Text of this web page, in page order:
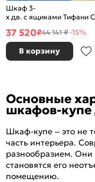
Шкаф 3-
х дв. с ящиками Тифани
37 520₽44 141 ₽-15%
В корзину
Основные
шкафов-купе
Шкаф-купе – это не
часть интерьера.
разнообразием. Они
становятся его
помещению.